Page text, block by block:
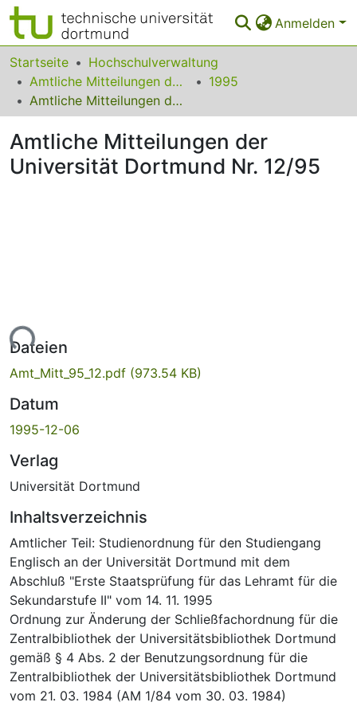
Anmelden
Bereiche & Sammlungen
Das gesamte Repositorium
FAQ
Startseite
Hochschulverwaltung
Amtliche Mitteilungen der Technischen Universität Dortmund
1995
Amtliche Mitteilungen der Universität Dortmund Nr. 12/95
Amtliche Mitteilungen der
Universität Dortmund Nr. 12/95
Lade...
Dateien
Amt_Mitt_95_12.pdf (973.54 KB)
Datum
1995-12-06
Verlag
Universität Dortmund
Inhaltsverzeichnis
Amtlicher Teil: Studienordnung für den Studiengang
Englisch an der Universität Dortmund mit dem
Abschluß "Erste Staatsprüfung für das Lehramt für die
Sekundarstufe II" vom 14. 11. 1995
Ordnung zur Änderung der Schließfachordnung für die
Zentralbibliothek der Universitätsbibliothek Dortmund
gemäß § 4 Abs. 2 der Benutzungsordnung für die
Zentralbibliothek der Universitätsbibliothek Dortmund
vom 21. 03. 1984 (AM 1/84 vom 30. 03. 1984)